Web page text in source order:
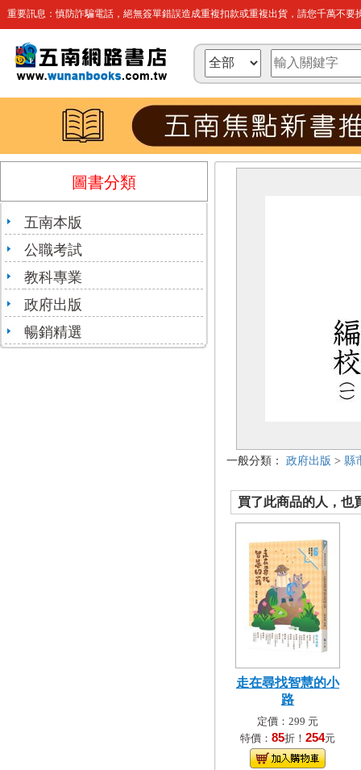
重要訊息：慎防詐騙電話，絕無簽單錯誤造成重複扣款或重複出貨，請您千萬不要
圖書分類
五南本版
公職考試
教科專業
政府出版
暢銷精選
一般分類： 政府出版 > 縣
買了此商品的人，也
走在尋找智慧的小
路
定價：299 元
特價： 85折！ 254元